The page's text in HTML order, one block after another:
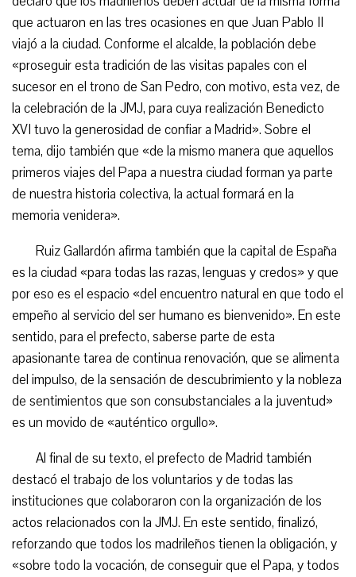
que actuaron en las tres ocasiones en que Juan Pablo II
viajó a la ciudad. Conforme el alcalde, la población debe
«proseguir esta tradición de las visitas papales con el
sucesor en el trono de San Pedro, con motivo, esta vez, de
la celebración de la JMJ, para cuya realización Benedicto
XVI tuvo la generosidad de confiar a Madrid». Sobre el
tema, dijo también que «de la mismo manera que aquellos
primeros viajes del Papa a nuestra ciudad forman ya parte
de nuestra historia colectiva, la actual formará en la
memoria venidera».
Ruiz Gallardón afirma también que la capital de España
es la ciudad «para todas las razas, lenguas y credos» y que
por eso es el espacio «del encuentro natural en que todo el
empeño al servicio del ser humano es bienvenido». En este
sentido, para el prefecto, saberse parte de esta
apasionante tarea de continua renovación, que se alimenta
del impulso, de la sensación de descubrimiento y la nobleza
de sentimientos que son consubstanciales a la juventud»
es un movido de «auténtico orgullo».
Al final de su texto, el prefecto de Madrid también
destacó el trabajo de los voluntarios y de todas las
instituciones que colaboraron con la organización de los
actos relacionados con la JMJ. En este sentido, finalizó,
reforzando que todos los madrileños tienen la obligación, y
«sobre todo la vocación, de conseguir que el Papa, y todos